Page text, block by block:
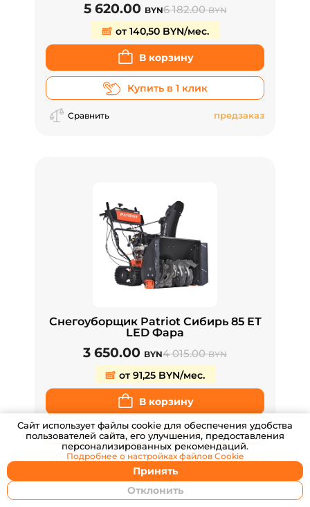
5 620.00 BYN6 182.00BYN
от 140,50 BYN/мес.
В корзину
Купить в 1 клик
Сравнить предзаказ
Снегоуборщик Patriot Сибирь 85 ЕТ
LED Фара
3 650.00 BYN4 015.00BYN
от 91,25 BYN/мес.
В корзину
Купить в 1 клик
Сравнить предзаказ
Cайт использует файлы cookie для обеспечения удобства
пользователей сайта, его улучшения, предоставления
персонализированных рекомендаций.
Принять
Отклонить
Подробнее о настройках файлов Cookie